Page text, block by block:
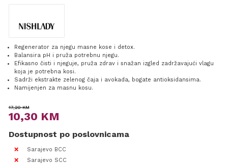
Regenerator za njegu masne kose i detox.
Balansira pH i pruža potrebnu njegu.
Efikasno čisti i njeguje, pruža zdrav i snažan izgled zadržavajući vlagu
koja je potrebna kosi.
Sadrži ekstrakte zelenog čaja i avokada, bogate antioksidansima.
Namijenjen za masnu kosu.
17,20KM
Original
price
was:
17,20 KM.
10,30 KM
Current
price
is:
10,30 KM.
Dostupnost po poslovnicama
Sarajevo BCC
Sarajevo SCC